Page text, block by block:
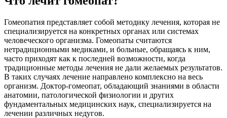
Гомеопатия представляет собой методику лечения, которая не
специализируется на конкретных органах или системах
человеческого организма. Гомеопаты считаются
нетрадиционными медиками, и больные, обращаясь к ним,
часто приходят как к последней возможности, когда
традиционные методы лечения не дали желаемых результатов.
В таких случаях лечение направлено комплексно на весь
организм. Доктор-гомеопат, обладающий знаниями в области
анатомии, патологической физиологии и других
фундаментальных медицинских наук, специализируется на
лечении различных недугов.